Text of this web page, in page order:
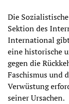
Die
Sektion des
International
eine historische
gegen die
Faschismus und
Verwüstung
seiner Ursachen.